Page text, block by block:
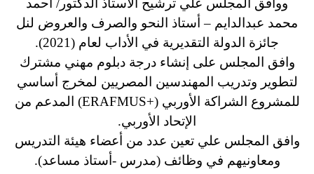
ووافق المجلس علي ترشيح الأستاذ الدكتور/ أحمد
محمد عبدالدايم – أستاذ النحو والصرف والعروض لنل
جائزة الدولة التقديرية في الأداب لعام (2021).
وافق المجلس على إنشاء درجة دبلوم مهني مشترك
لتطوير وتدريب المهندسين المصريين لمخرج أساسي
للمشروع الشراكة الأوربي (+ERAFMUS) المدعم من
الإتحاد الأوربي.
وافق المجلس علي تعين عدد من أعضاء هيئة التدريس
ومعاونيهم في وظائف (مدرس -أستاذ مساعد).